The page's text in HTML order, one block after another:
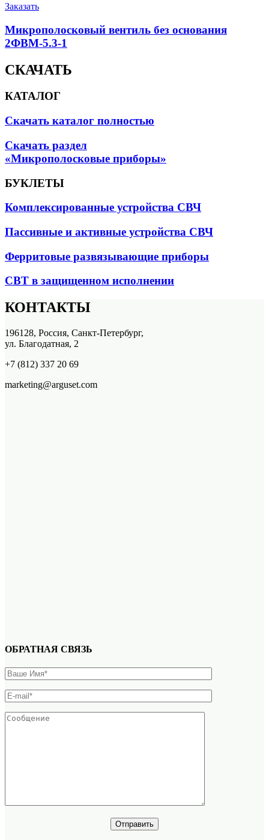
Заказать
Микрополосковый вентиль без основания
2ФВМ-5.3-1
СКАЧАТЬ
КАТАЛОГ
Скачать каталог полностью
Скачать раздел
«Микрополосковые приборы»
БУКЛЕТЫ
Комплексированные устройства СВЧ
Пассивные и активные устройства СВЧ
Ферритовые развязывающие приборы
СВТ в защищенном исполнении
КОНТАКТЫ
196128, Россия, Санкт-Петербург,
ул. Благодатная, 2
+7 (812) 337 20 69
marketing@arguset.com
ОБРАТНАЯ СВЯЗЬ